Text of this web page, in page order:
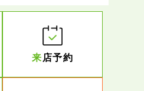
来 店予約